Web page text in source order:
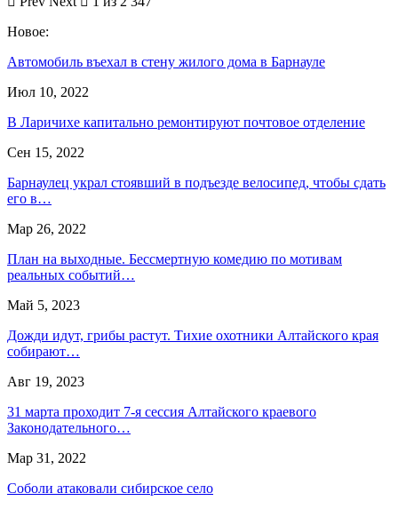
Новое:
Автомобиль въехал в стену жилого дома в Барнауле
Июл 10, 2022
В Ларичихе капитально ремонтируют почтовое отделение
Сен 15, 2022
Барнаулец украл стоявший в подъезде велосипед, чтобы сдать
его в…
Мар 26, 2022
План на выходные. Бессмертную комедию по мотивам
реальных событий…
Май 5, 2023
Дожди идут, грибы растут. Тихие охотники Алтайского края
собирают…
Авг 19, 2023
31 марта проходит 7-я сессия Алтайского краевого
Законодательного…
Мар 31, 2022
Соболи атаковали сибирское село